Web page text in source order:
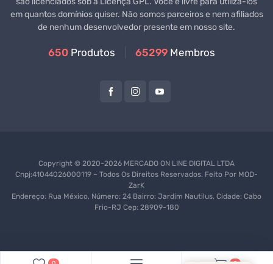
em quantos domínios quiser. Não somos parceiros e nem afiliados
de nenhum desenvolvedor presente em nosso site.
650 Produtos 65299 Membros
Copyright © 2020-2026 MERCADO ON LINE DIGITAL LTDA
Cnpj:41044026000119 – Todos Os Direitos Reservados. Feito Por MOD-
ZarK
Endereço: Rua México, Número: 24 Bairro: Jardim Nautilus, Cidade: Cabo
Frio-RJ Cep: 28909-180